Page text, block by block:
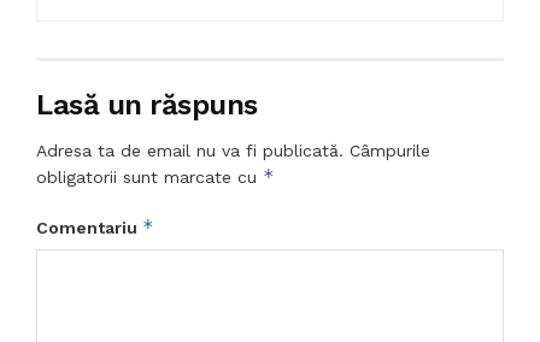
Lasă un răspuns
Adresa ta de email nu va fi publicată. Câmpurile
obligatorii sunt marcate cu *
Comentariu *